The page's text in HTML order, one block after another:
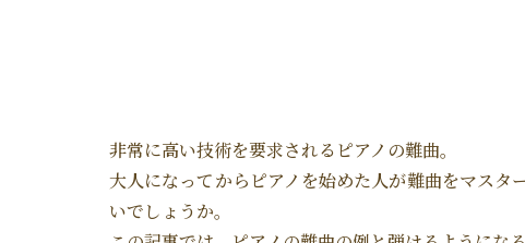
非常に高い技術を要求されるピアノの難曲。
大人になってからピアノを始めた人が難曲をマス
いでしょうか。